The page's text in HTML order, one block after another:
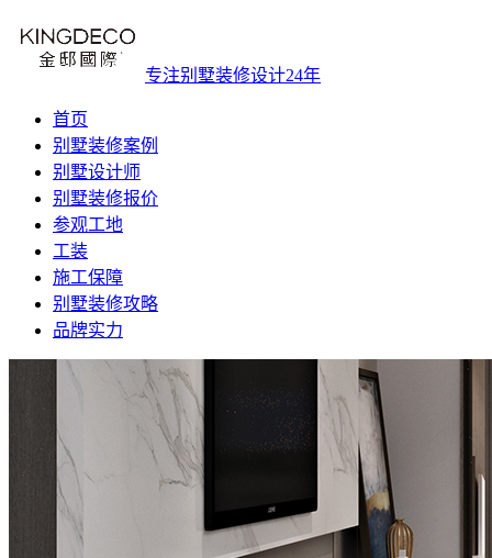
专注别墅装修设计24年
首页
别墅装修案例
别墅设计师
别墅装修报价
参观工地
工装
施工保障
别墅装修攻略
品牌实力